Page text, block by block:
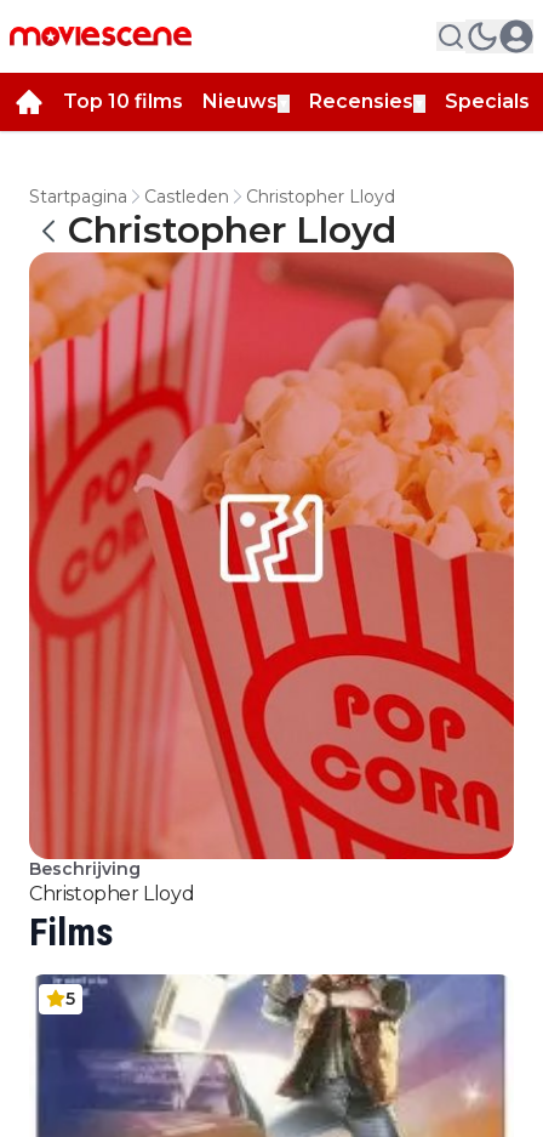
Top 10 films Nieuws Recensies Specials
Startpagina Castleden Christopher Lloyd
Christopher Lloyd
Beschrijving
Christopher Lloyd
Films
5